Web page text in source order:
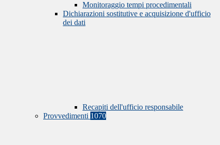
Monitoraggio tempi procedimentali
Dichiarazioni sostitutive e acquisizione d'ufficio
dei dati
Recapiti dell'ufficio responsabile
Provvedimenti 1070